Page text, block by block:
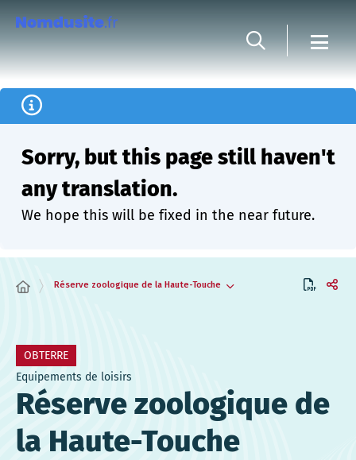
Sorry, but this page still haven't
any translation.
We hope this will be fixed in the near future.
Réserve zoologique de la Haute-Touche
OBTERRE
Equipements de loisirs
Réserve zoologique de
la Haute-Touche